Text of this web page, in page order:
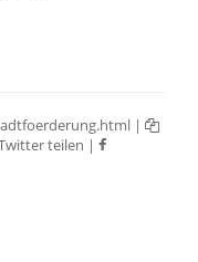
|
teilen |